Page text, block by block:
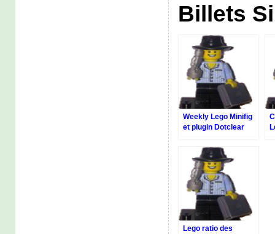
Billets
Weekly Lego Minifig
et plugin Dotclear
Lego ratio des